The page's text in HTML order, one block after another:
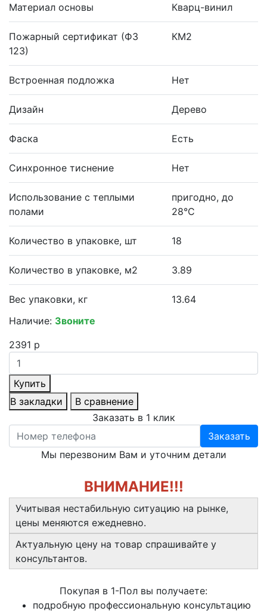
Материал основы Кварц-винил
Пожарный сертификат (ФЗ
123)
КМ2
Встроенная подложка Нет
Дизайн Дерево
Фаска Есть
Синхронное тиснение Нет
Использование с теплыми
полами
пригодно, до
28°С
Количество в упаковке, шт 18
Количество в упаковке, м2 3.89
Вес упаковки, кг
13.64
Наличие: Звоните
2391 р
Купить
В закладки
В сравнение
Заказать в 1 клик
Заказать
Мы перезвоним Вам и уточним детали
ВНИМАНИЕ!!!
Учитывая нестабильную ситуацию на рынке,
цены меняются ежедневно.
Актуальную цену на товар спрашивайте у
консультантов.
Покупая в 1-Пол вы получаете:
подробную профессиональную консультацию